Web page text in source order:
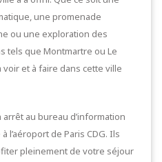
une promenade
ou une exploration des
tels que Montmartre ou Le
voir et à faire dans cette ville
au bureau d’information
l’aéroport de Paris CDG. Ils
pleinement de votre séjour